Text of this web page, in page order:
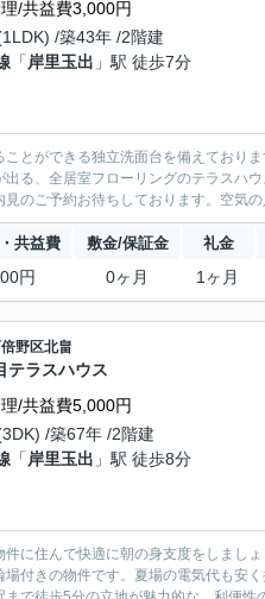
/共益費3,000円
/築43年 /2階建
「 岸里玉出 」駅 徒歩7分
とができる独立洗面台を備えており
る、全居室フローリングのテラスハ
のご予約お待ちしております。空気
共益費 敷金/保証金 礼金
円 0ヶ月 1ヶ月
野区北畠
テラスハウス
/共益費5,000円
/築67年 /2階建
「 岸里玉出 」駅 徒歩8分
に住んで快適に朝の身支度をしまし
付きの物件です。夏場の電気代も安